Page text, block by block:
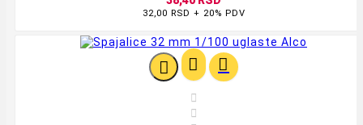
32,00 RSD + 20% PDV
  

